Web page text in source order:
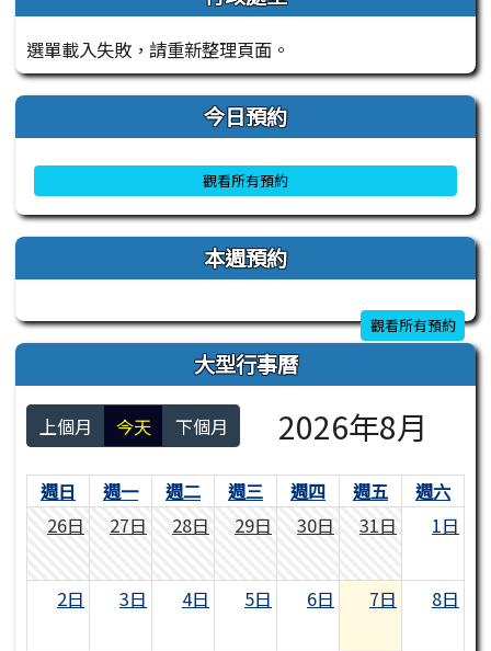
選單載入失敗，請重新整理頁面。
今日預約
觀看所有預約
本週預約
觀看所有預約
大型行事曆
上個月 今天 下個月 2026年8月
週日 週一 週二 週三 週四 週五
週六
26日
27日 28日 29日 30日 31日 1日
2日 3日 4日 5日 6日 7日 8日